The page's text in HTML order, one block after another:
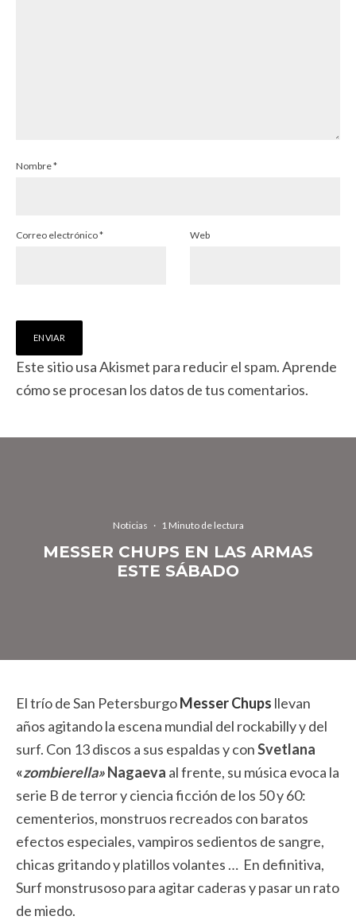
Nombre*
Correo electrónico* Web
Este sitio usa Akismet para reducir el spam.Aprende
cómo se procesan los datos de tus comentarios.
Noticias · 1 Minuto de lectura
MESSER CHUPS EN LAS ARMAS
ESTE SÁBADO
El trío de San PetersburgoMesser Chups llevan
años agitando la escena mundial del rockabilly y del
surf. Con 13 discos a sus espaldas y conSvetlana
«zombierella»Nagaeva al frente, su música evoca la
serie B de terror y ciencia ficción de los 50 y 60:
cementerios, monstruos recreados con baratos
efectos especiales, vampiros sedientos de sangre,
chicas gritando y platillos volantes … En definitiva,
Surf monstrusoso para agitar caderas y pasar un rato
de miedo.